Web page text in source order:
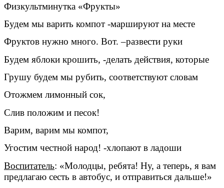
Физкультминутка «Фрукты»
Будем мы варить компот -маршируют на месте
Фруктов нужно много. Вот. –развести руки
Будем яблоки крошить, -делать действия, которые
Грушу будем мы рубить, соответствуют словам
Отожмем лимонный сок,
Слив положим и песок!
Варим, варим мы компот,
Угостим честной народ! -хлопают в ладоши
Воспитатель: «Молодцы, ребята! Ну, а теперь, я вам
предлагаю сесть в автобус, и отправиться дальше!»